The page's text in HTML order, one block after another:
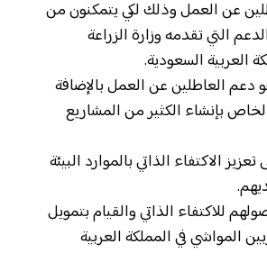
عن العمل وذلك لكي يتمكنون من
التي تقدمه وزارة الزراعة
العربية السعودية.
دعم العاطلين عن العمل بالإضافة
بإنشاء الكثير من المشاريع
الاكتفاء الذاتي بالموارد البيئة
للاكتفاء الذاتي والقيام بتمويل
المواشي في المملكة العربية